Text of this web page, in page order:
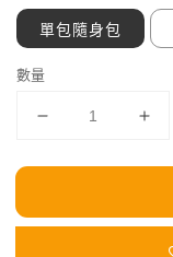
單包隨身包
數量